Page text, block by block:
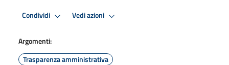
Condividi Vedi azioni
Argomenti:
Trasparenza amministrativa